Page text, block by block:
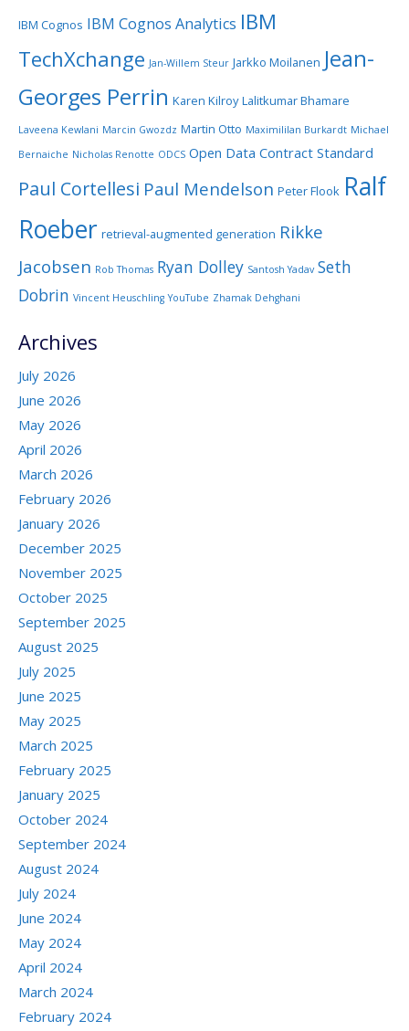
IBM Cognos IBM Cognos Analytics IBM
TechXchange Jan-Willem Steur Jarkko Moilanen Jean-
Georges Perrin Karen Kilroy Lalitkumar Bhamare
Laveena Kewlani Marcin Gwozdz Martin Otto Maximililan Burkardt Michael
Bernaiche Nicholas Renotte ODCS Open Data Contract Standard
Paul Cortellesi Paul Mendelson Peter Flook Ralf
Roeber retrieval-augmented generation Rikke
Jacobsen Rob Thomas Ryan Dolley Santosh Yadav Seth
Dobrin Vincent Heuschling YouTube Zhamak Dehghani
Archives
July 2026
June 2026
May 2026
April 2026
March 2026
February 2026
January 2026
December 2025
November 2025
October 2025
September 2025
August 2025
July 2025
June 2025
May 2025
March 2025
February 2025
January 2025
October 2024
September 2024
August 2024
July 2024
June 2024
May 2024
April 2024
March 2024
February 2024